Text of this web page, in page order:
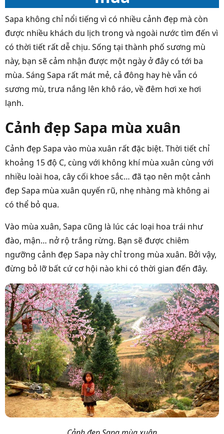
Sapa không chỉ nổi tiếng vì có nhiều cảnh đẹp mà còn
được nhiều khách du lịch trong và ngoài nước tìm đến vì
có thời tiết rất dễ chịu. Sống tại thành phố sương mù
này, bạn sẽ cảm nhận được một ngày ở đây có tới ba
mùa. Sáng Sapa rất mát mẻ, cả đông hay hè vẫn có
sương mù, trưa nắng lên khô ráo, về đêm hơi xe hơi
lạnh.
Cảnh đẹp Sapa mùa xuân
Cảnh đẹp Sapa vào mùa xuân rất đặc biệt. Thời tiết chỉ
khoảng 15 độ C, cùng với không khí mùa xuân cùng với
nhiều loài hoa, cây cối khoe sắc… đã tạo nên một cảnh
đep Sapa mùa xuân quyến rũ, nhẹ nhàng mà không ai
có thể bỏ qua.
Vào mùa xuân, Sapa cũng là lúc các loại hoa trái như
đào, mận… nở rộ trắng rừng. Bạn sẽ được chiêm
ngưỡng cảnh đẹp Sapa này chỉ trong mùa xuân. Bởi vậy,
đừng bỏ lỡ bất cứ cơ hội nào khi có thời gian đến đây.